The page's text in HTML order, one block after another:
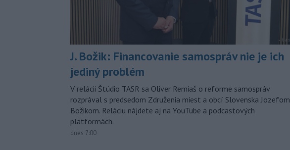
J. Božik: Financovanie samospráv nie je ich
jediný problém
V relácii Štúdio TASR sa Oliver Remiaš o reforme samospráv
rozprával s predsedom Združenia miest a obcí Slovenska Jozefom
Božikom. Reláciu nájdete aj na YouTube a podcastových
platformách.
dnes 7:00